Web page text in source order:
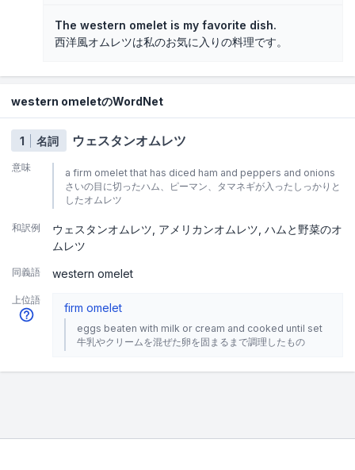
The western omelet is my favorite dish.
西洋風オムレツは私のお気に入りの料理です。
western omeletのWordNet
1 名詞 ウェスタンオムレツ
意味
a firm omelet that has diced ham and peppers and onions
さいの目に切ったハム、ピーマン、タマネギが入ったしっかりと
したオムレツ
和訳例 ウェスタンオムレツ アメリカンオムレツ ハムと野菜のオ
ムレツ
同義語 western omelet
上位語
firm omelet
eggs beaten with milk or cream and cooked until set
牛乳やクリームを混ぜた卵を固まるまで調理したもの